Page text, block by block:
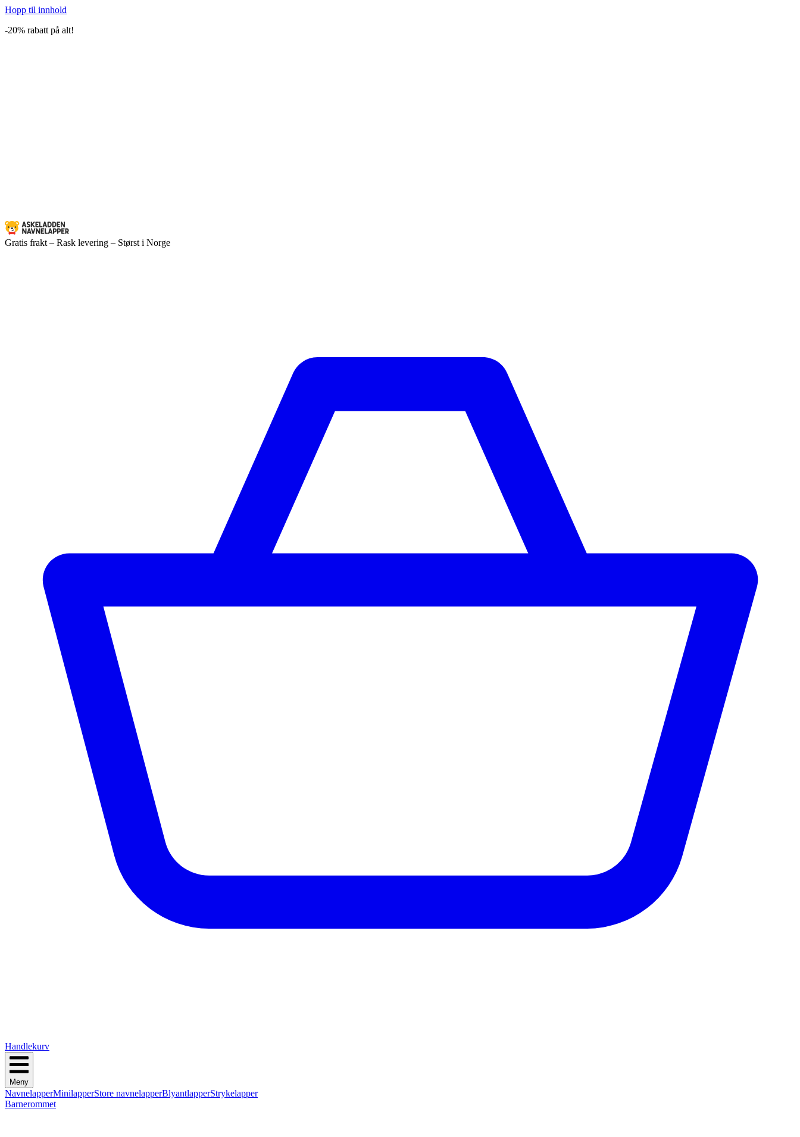
Hopp til innhold
-20% rabatt på alt!
Gratis frakt – Rask levering – Størst i Norge
Handlekurv
Meny
NavnelapperMinilapperStore navnelapperBlyantlapperStrykelapper
Barnerommet